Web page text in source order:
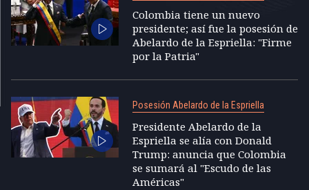
Colombia tiene un nuevo
presidente; así fue la posesión de
Abelardo de la Espriella: "Firme
por la Patria"
Posesión Abelardo de la Espriella
Presidente Abelardo de la
Espriella se alía con Donald
Trump: anuncia que Colombia
se sumará al "Escudo de las
Américas"